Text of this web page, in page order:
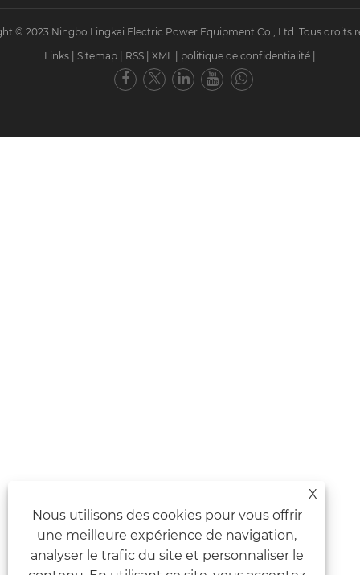
© 2023 Ningbo Lingkai Electric Power Equipment Co., Ltd. Tous droits
Links
Sitemap RSS XML politique de confidentialité
X
Nous utilisons des cookies pour vous offrir
une meilleure expérience de navigation,
analyser le trafic du site et personnaliser le